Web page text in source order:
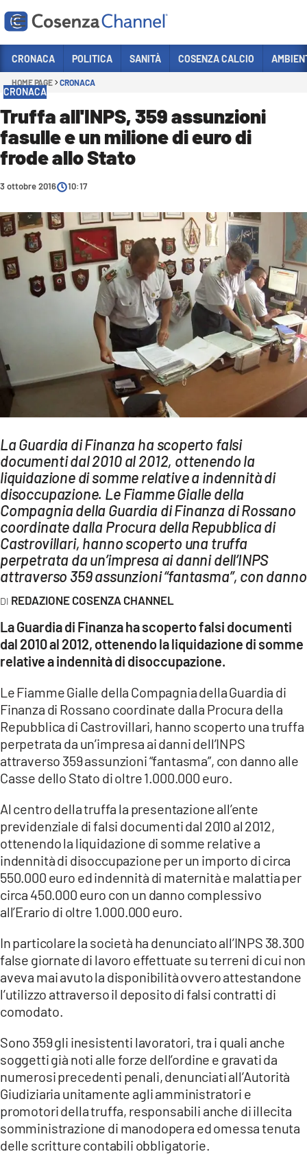
Sezioni
POLITICA
COSENZA CALCIO
ECONOMIA E LAVORO
SANITÀ
SPORT
CULTURA
LAC NETWORK
LAC ONAIR
LaC
Network
LACPLAY.IT
LACTV.IT
LACONAIR.IT
LACITYMAG.IT
ILVIBONESE.IT
CATANZAROCHANNEL.IT
LACAPITALENEWS.IT
App
ANDROID
APPLE
CRONACA POLITICA SANITÀ COSENZA CALCIO
HOME PAGE CRONACA
CRONACA
Truffa all'INPS, 359 assunzioni
fasulle e un milione di euro di
frode allo Stato
3 ottobre 2016 10:17
La Guardia di Finanza ha scoperto falsi
documenti dal 2010 al 2012, ottenendo la
liquidazione di somme relative a indennità di
disoccupazione. Le Fiamme Gialle della
Compagnia della Guardia di Finanza di Rossano
coordinate dalla Procura della Repubblica di
Castrovillari, hanno scoperto una truffa
perpetrata da un’impresa ai danni dell’INPS
attraverso 359 assunzioni “fantasma”, con danno
REDAZIONE COSENZA CHANNEL
La Guardia di Finanza ha scoperto falsi documenti
dal 2010 al 2012, ottenendo la liquidazione di somme
relative a indennità di disoccupazione.
Le Fiamme Gialle della Compagnia della Guardia di
Finanza di Rossano coordinate dalla Procura della
Repubblica di Castrovillari, hanno scoperto una truffa
perpetrata da un’impresa ai danni dell’INPS
attraverso 359 assunzioni “fantasma”, con danno alle
Casse dello Stato di oltre 1.000.000 euro.
Al centro della truffa la presentazione all’ente
previdenziale di falsi documenti dal 2010 al 2012,
ottenendo la liquidazione di somme relative a
indennità di disoccupazione per un importo di circa
550.000 euro ed indennità di maternità e malattia per
circa 450.000 euro con un danno complessivo
all’Erario di oltre 1.000.000 euro.
In particolare la società ha denunciato all’INPS 38.300
false giornate di lavoro effettuate su terreni di cui non
aveva mai avuto la disponibilità ovvero attestandone
l’utilizzo attraverso il deposito di falsi contratti di
comodato.
Sono 359 gli inesistenti lavoratori, tra i quali anche
soggetti già noti alle forze dell’ordine e gravati da
numerosi precedenti penali, denunciati all’Autorità
Giudiziaria unitamente agli amministratori e
promotori della truffa, responsabili anche di illecita
somministrazione di manodopera ed omessa tenuta
delle scritture contabili obbligatorie.